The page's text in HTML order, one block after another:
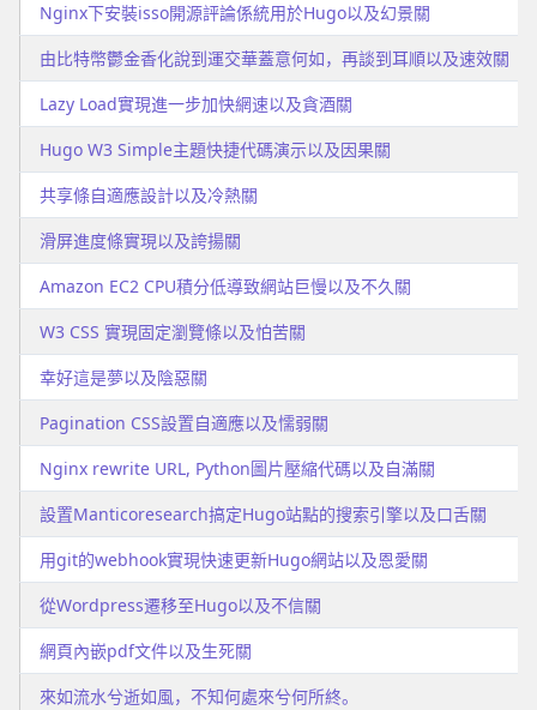
Nginx下安裝isso開源評論係統用於Hugo以及幻景關
由比特幣鬱金香化說到運交華蓋意何如，再談到耳順以及速效關
Lazy Load實現進一步加快網速以及貪酒關
Hugo W3 Simple主題快捷代碼演示以及因果關
共享條自適應設計以及冷熱關
滑屏進度條實現以及誇揚關
Amazon EC2 CPU積分低導致網站巨慢以及不久關
W3 CSS 實現固定瀏覽條以及怕苦關
幸好這是夢以及陰惡關
Pagination CSS設置自適應以及懦弱關
Nginx rewrite URL, Python圖片壓縮代碼以及自滿關
設置Manticoresearch搞定Hugo站點的搜索引擎以及口舌關
用git的webhook實現快速更新Hugo網站以及恩愛關
從Wordpress遷移至Hugo以及不信關
網頁內嵌pdf文件以及生死關
來如流水兮逝如風，不知何處來兮何所終。